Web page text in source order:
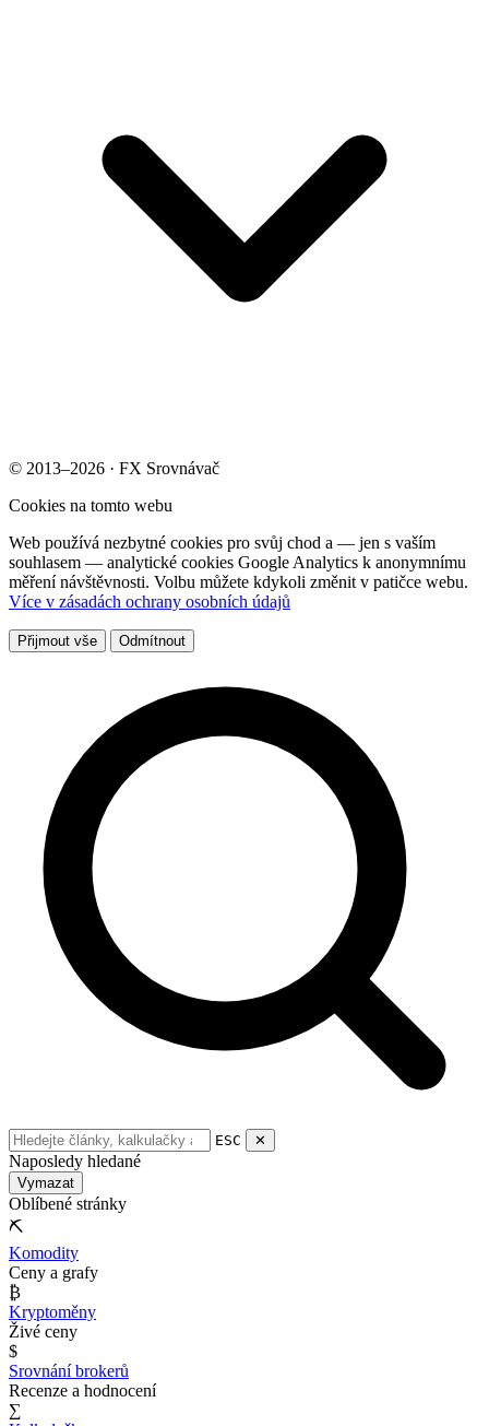
© 2013–2026 · FX Srovnávač
Cookies na tomto webu
Web používá nezbytné cookies pro svůj chod a — jen s vaším
souhlasem — analytické cookies Google Analytics k anonymnímu
měření návštěvnosti. Volbu můžete kdykoli změnit v patičce webu.
Více v zásadách ochrany osobních údajů
Přijmout vše Odmítnout
ESC ✕
Naposledy hledané
Vymazat
Oblíbené stránky
⛏
Komodity
Ceny a grafy
₿
Kryptoměny
Živé ceny
$
Srovnání brokerů
Recenze a hodnocení
∑